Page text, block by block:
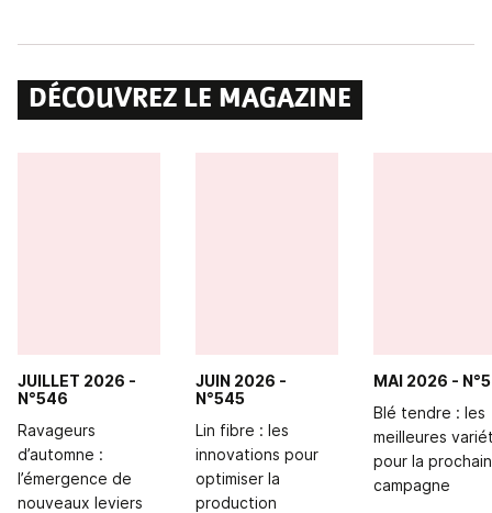
DÉCOUVREZ LE MAGAZINE
JUILLET 2026 -
N°546
Ravageurs
d’automne :
l’émergence de
nouveaux leviers
JUIN 2026 -
N°545
Lin fibre : les
innovations pour
optimiser la
production
MAI 2026 -
Blé tendre : les
meilleures
pour la
campagne